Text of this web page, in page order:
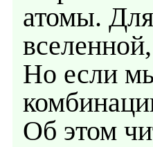
атомы.
Но если
Об этом